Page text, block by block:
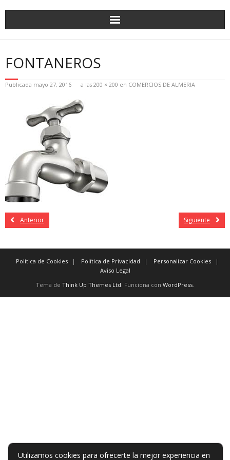
FONTANEROS
Publicada mayo 27, 2016 a las 200 × 200 en COMERCIOS DE ALMERIA
Anterior Siguiente
Política de Cookies Política de Privacidad
Personalizar Cookies
Aviso Legal
Tema de Think Up Themes Ltd. Funciona con WordPress.
Utilizamos cookies para ofrecerte la mejor experiencia en